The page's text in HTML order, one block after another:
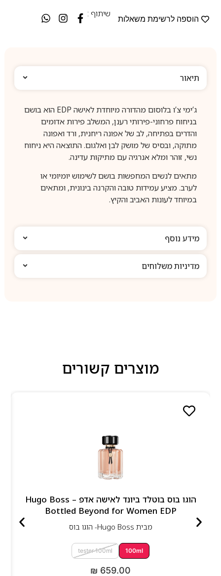
הוספה לרשימת משאלות
שיתוף :
תיאור
ג’ימי צ’ו בלוסום מהדורה מיוחדת לאישה EDP הוא בושם
בניחוח פרחוני-פירותי רענן, המשלב פירות אדומים
והדרים בפתיחה, לב של אפונה ריחנית, ורד ואפונה
מתוקה, ובסיס של מושק לבן ואלגום. התוצאה היא ניחוח
נשי, זוהר ומלא אנרגיה עם מתיקות עדינה.
מתאים לנשים המחפשות בושם לשימוש יומיומי או
לערב. מציע עמידות טובה והקרנה בינונית, ומתאים
במיוחד לעונות האביב והקיץ.
מידע נוסף
מדיניות משלוחים
מוצרים קשורים
הוגו בוס בוטלד ביונד לאישה אדפ – Hugo Boss
Bottled Beyond for Women EDP
מבית Hugo Boss- הוגו בוס
100ml
tester 100ml
₪ 659.00